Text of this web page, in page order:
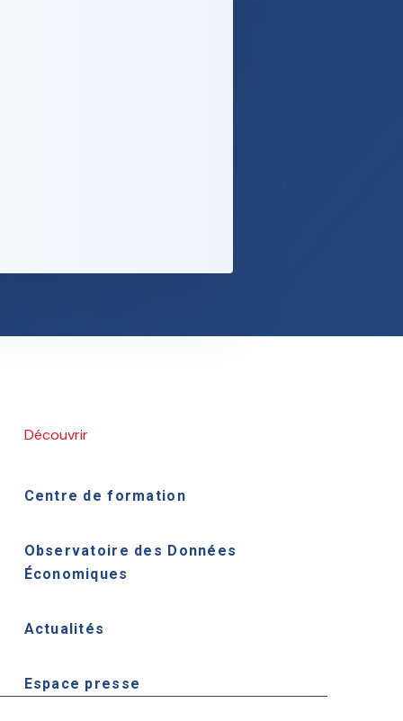
Découvrir
Centre de formation
Observatoire des Données
Économiques
Actualités
Espace presse